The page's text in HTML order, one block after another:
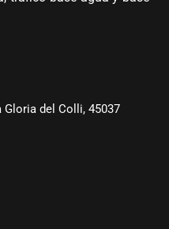
Gloria del Colli, 45037